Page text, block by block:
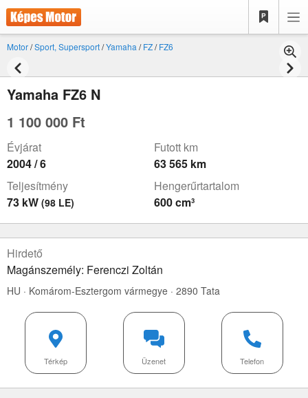
Motor/Sport, Supersport/Yamaha /FZ/FZ6
Yamaha FZ6 N
1 100 000 Ft
Évjárat
2004 / 6
Futott km
63 565 km
Teljesítmény
73 kW (98 LE)
Hengerűrtartalom
600 cm³
Hirdető
Magánszemély: Ferenczi Zoltán
HU · Komárom-Esztergom vármegye · 2890 Tata
Telefon
Üzenet
Térkép